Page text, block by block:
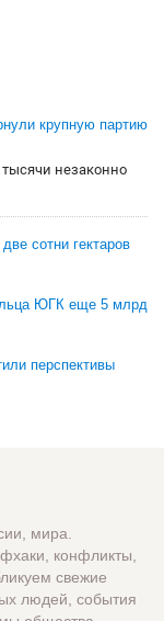
крупную партию
незаконно
сотни гектаров
ЮГК еще 5 млрд
перспективы
мира.
конфликты,
свежие
людей, события